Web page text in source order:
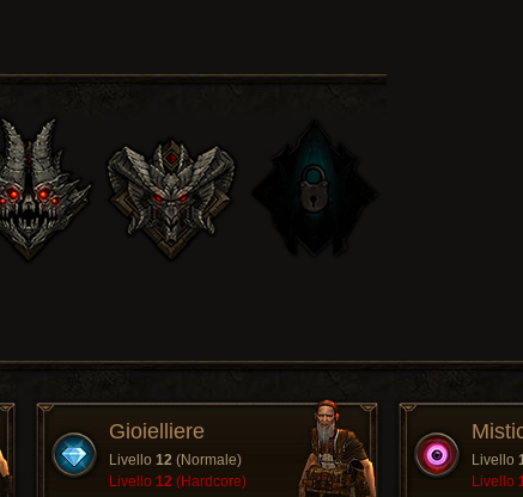
Gioielliere
Livello 12 (Normale)
Livello 12 (Hardcore)
Livello
Livello